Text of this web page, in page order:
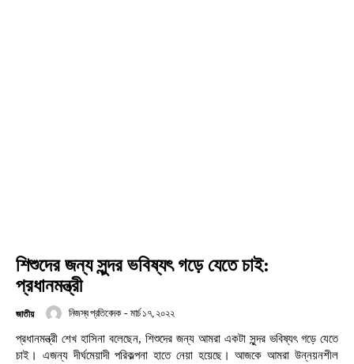
শিশুদের জন্য সুন্দর ভবিষ্যৎ গড়ে যেতে চাই:
প্রধানমন্ত্রী
জাতীয় নিজস্ব প্রতিবেদক - মার্চ ১৭, ২০২২
প্রধানমন্ত্রী শেখ হাসিনা বলেছেন, শিশুদের জন্য আমরা একটা সুন্দর ভবিষ্যৎ গড়ে যেতে
চাই। এজন্য দীর্ঘমেয়াদী পরিকল্পনা হাতে নেয়া হয়েছে। আজকে আমরা উন্নয়নশীল